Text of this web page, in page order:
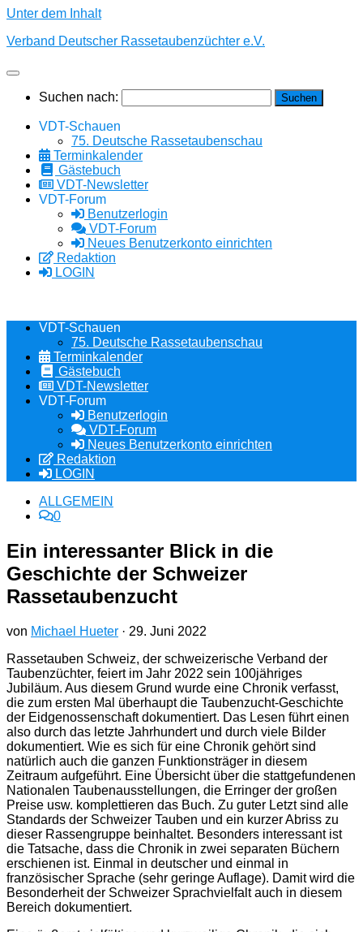
Unter dem Inhalt
Verband Deutscher Rassetaubenzüchter e.V.
Suchen nach:
VDT-Schauen
75. Deutsche Rassetaubenschau
Terminkalender
Gästebuch
VDT-Newsletter
VDT-Forum
Benutzerlogin
VDT-Forum
Neues Benutzerkonto einrichten
Redaktion
LOGIN
VDT-Schauen
75. Deutsche Rassetaubenschau
Terminkalender
Gästebuch
VDT-Newsletter
VDT-Forum
Benutzerlogin
VDT-Forum
Neues Benutzerkonto einrichten
Redaktion
LOGIN
ALLGEMEIN
0
Ein interessanter Blick in die
Geschichte der Schweizer
Rassetaubenzucht
von Michael Hueter · 29. Juni 2022
Rassetauben Schweiz, der schweizerische Verband der
Taubenzüchter, feiert im Jahr 2022 sein 100jähriges
Jubiläum. Aus diesem Grund wurde eine Chronik verfasst,
die zum ersten Mal überhaupt die Taubenzucht-Geschichte
der Eidgenossenschaft dokumentiert. Das Lesen führt einen
also durch das letzte Jahrhundert und durch viele Bilder
dokumentiert. Wie es sich für eine Chronik gehört sind
natürlich auch die ganzen Funktionsträger in diesem
Zeitraum aufgeführt. Eine Übersicht über die stattgefundenen
Nationalen Taubenausstellungen, die Erringer der großen
Preise usw. komplettieren das Buch. Zu guter Letzt sind alle
Standards der Schweizer Tauben und ein kurzer Abriss zu
dieser Rassengruppe beinhaltet. Besonders interessant ist
die Tatsache, dass die Chronik in zwei separaten Büchern
erschienen ist. Einmal in deutscher und einmal in
französischer Sprache (sehr geringe Auflage). Damit wird die
Besonderheit der Schweizer Sprachvielfalt auch in diesem
Bereich dokumentiert.